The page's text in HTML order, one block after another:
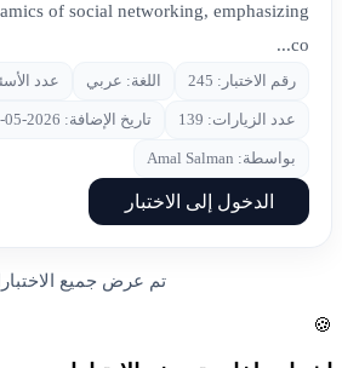
of social networking, emphasizing
co...
رقم الاختبار: 245 اللغة: عربي عدد
عدد الزيارات: 139 تاريخ الإضافة: 2026-05-09
بواسطة: Amal Salman
الدخول إلى الاختبار
تم عرض جميع
🍪